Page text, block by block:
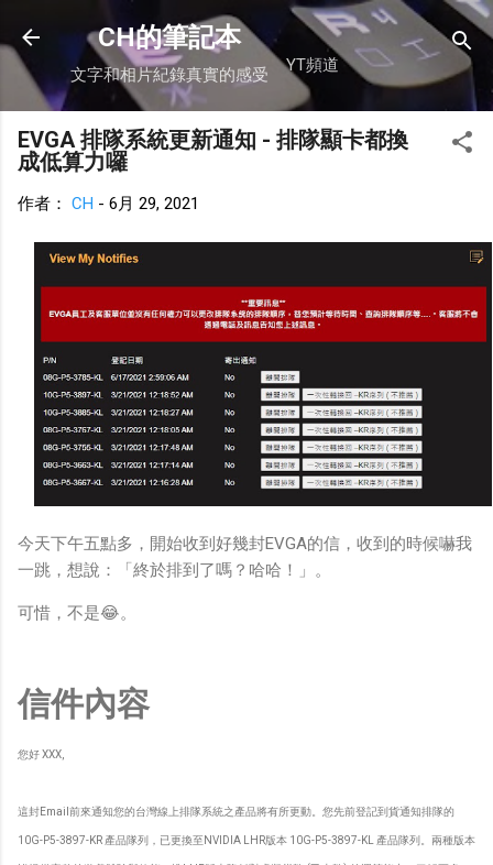
跳到主要內容
CH的筆記本
文字和相片紀錄真實的感受 YT頻道
EVGA 排隊系統更新通知 - 排隊顯卡都換
成低算力囉
作者： CH - 6月 29, 2021
今天下午五點多，開始收到好幾封EVGA的信，收到的時候嚇我
一跳，想說：「終於排到了嗎？哈哈！」。
可惜，不是😂。
信件內容
您好XXX
這封Email 前來通知您的台灣線上排隊系統之產品將有所更動。您先前登記到貨通知排隊的
10G-P5-3897-KR 產品隊列，已更換至 NVIDIA LHR版本 10G-P5-3897-KL 產品隊列。兩種版本